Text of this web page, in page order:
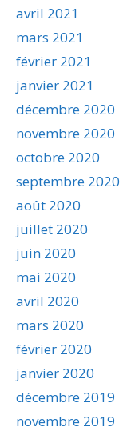
avril 2021
mars 2021
février 2021
janvier 2021
décembre 2020
novembre 2020
octobre 2020
septembre 2020
août 2020
juillet 2020
juin 2020
mai 2020
avril 2020
mars 2020
février 2020
janvier 2020
décembre 2019
novembre 2019